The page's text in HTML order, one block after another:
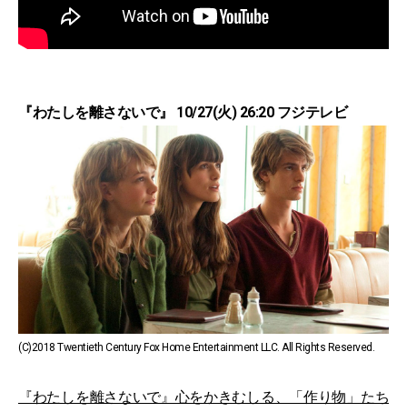
『わたしを離さないで』 10/27(火) 26:20 フジテレビ
(C)2018 Twentieth Century Fox Home Entertainment LLC. All Rights Reserved.
『わたしを離さないで』心をかきむしる、「作り物」たち